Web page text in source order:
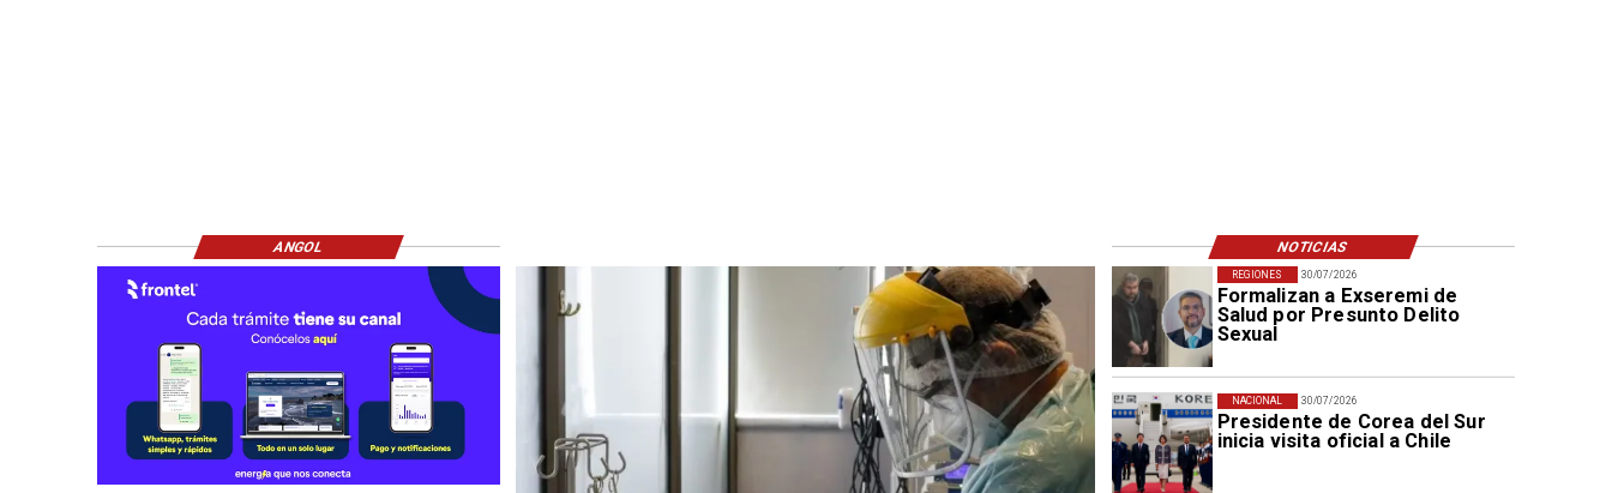
30/07/2026
Formalizan a Exseremi de
Salud por Presunto Delito
Sexual
REGIONES
30/07/2026
Presidente de Corea del Sur
inicia visita oficial a Chile
NACIONAL
ANGOL NOTICIAS